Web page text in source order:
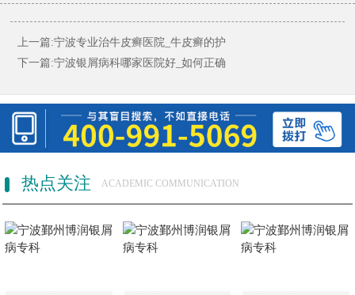
上一篇:宁波专业治牛皮癣医院_牛皮癣的护
下一篇:宁波银屑病科哪家医院好_如何正确
热点关注 ACADEMIC COMMUNICATION